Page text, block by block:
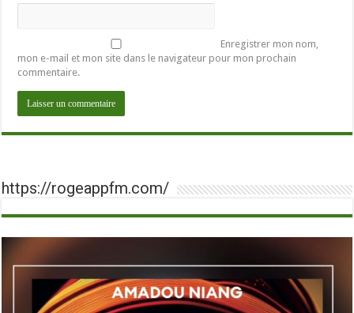
Enregistrer mon nom,
mon e-mail et mon site dans le navigateur pour mon prochain
commentaire.
https://rogeappfm.com/